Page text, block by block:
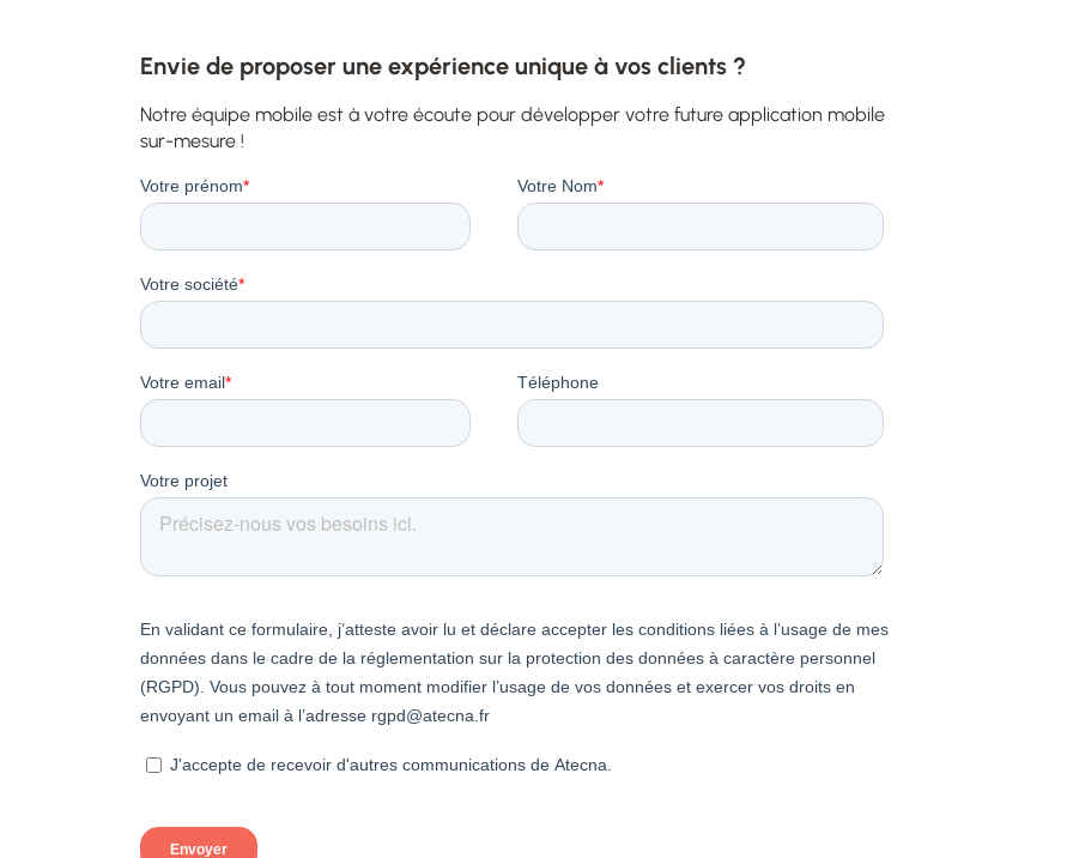
Envie de proposer une expérience unique à vos clients ?
Notre équipe mobile est à votre écoute pour développer votre future application mobile
sur-mesure !